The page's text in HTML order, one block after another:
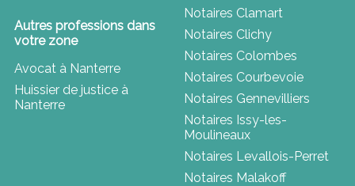
Autres professions dans
votre zone
Avocat à Nanterre
Huissier de justice à
Nanterre
Notaires Clamart
Notaires Clichy
Notaires Colombes
Notaires Courbevoie
Notaires Gennevilliers
Notaires Issy-les-
Moulineaux
Notaires Levallois-Perret
Notaires Malakoff